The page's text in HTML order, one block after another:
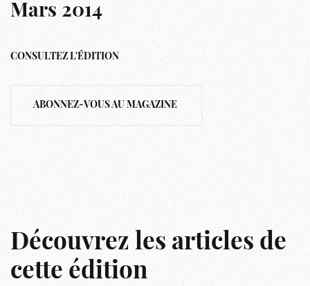
Mars 2014
CONSULTEZ L'ÉDITION
ABONNEZ-VOUS AU MAGAZINE
Découvrez les articles de
cette édition